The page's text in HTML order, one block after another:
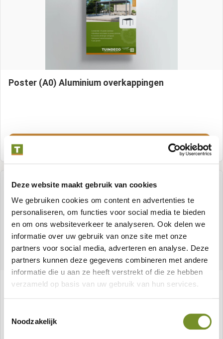
Deze website maakt gebruik van cookies
We gebruiken cookies om content en advertenties te
personaliseren, om functies voor social media te bieden
en om ons websiteverkeer te analyseren. Ook delen we
informatie over uw gebruik van onze site met onze
partners voor social media, adverteren en analyse. Deze
partners kunnen deze gegevens combineren met andere
informatie die u aan ze heeft verstrekt of die ze hebben
verzameld op basis van uw gebruik van hun services.
Noodzakelijk
Poster (A0) Aluminium overkappingen
Poster (A0) Wellness